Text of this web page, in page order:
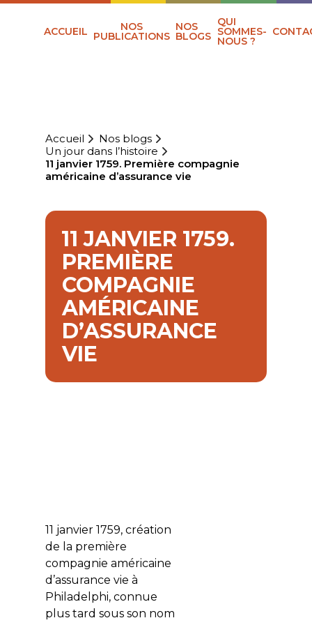
ACCUEIL NOS
PUBLICATIONS
NOS
BLOGS
QUI
SOMMES-
NOUS ?
Accueil
Nos blogs
Un jour dans l’histoire
11 janvier 1759. Première compagnie
américaine d’assurance vie
11 JANVIER 1759.
PREMIÈRE
COMPAGNIE
AMÉRICAINE
D’ASSURANCE
VIE
11 janvier 1759, création
de la première
compagnie américaine
d’assurance vie à
Philadelphi, connue
plus tard sous son nom